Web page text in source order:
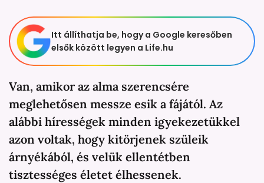
Itt állíthatja be, hogy a Google keresőben
elsők között legyen a Life.hu
Van, amikor az alma szerencsére
meglehetősen messze esik a fájától. Az
alábbi hírességek minden igyekezetükkel
azon voltak, hogy kitörjenek szüleik
árnyékából, és velük ellentétben
tisztességes életet élhessenek.